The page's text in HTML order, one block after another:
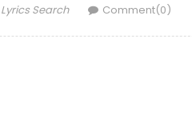
Author
Lyrics Search Comment(0)